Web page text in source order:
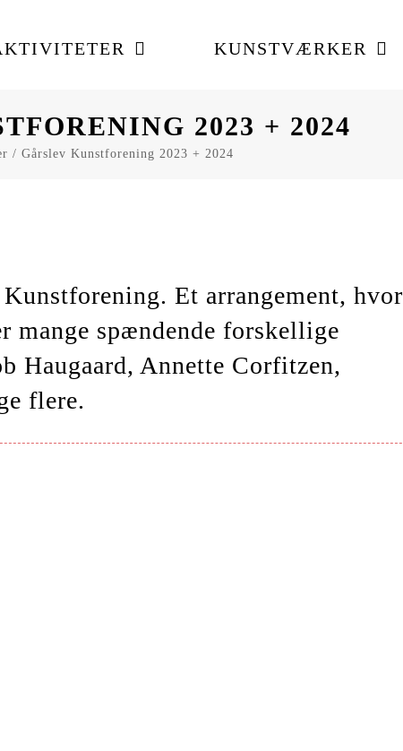
KUNSTVÆRKER
2023 + 2024
Gårslev Kunstforening 2023 + 2024
Et arrangement, hvor
mange spændende forskellige
Haugaard, Annette Corfitzen,
flere.